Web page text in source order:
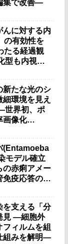
集で改善―
んに対する内
の有効性を
たる経過観
型も内視鏡
能～
新たな光のシ
環境を見え
世界初、ポ
画像化
に成功―
(Entamoeba
モデル確立
の赤痢アメー
免疫応答の理
を支える「分
見 ―細胞外
フィルムを組
組みを解明―